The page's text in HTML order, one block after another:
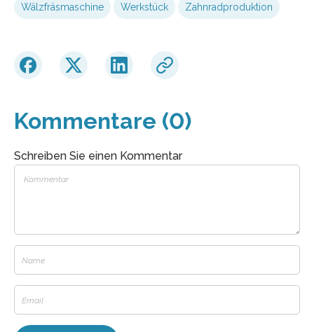
Wälzfräsmaschine Werkstück Zahnradproduktion
Kommentare (0)
Schreiben Sie einen Kommentar